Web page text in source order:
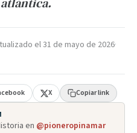
el31 de mayo de 2026·
X Copiar link
en @pioneropinamar